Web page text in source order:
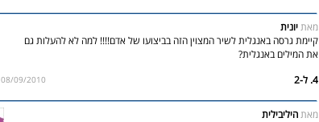
מאתיונית
קיימת גרסה באנגלית לשיר המצוין הזה בביצועו של אדם!!!! למה לא להעלות גם
את המילים באנגלית?
4. ל-2
08/09/2010 - 08:01
מאתהיליבילית